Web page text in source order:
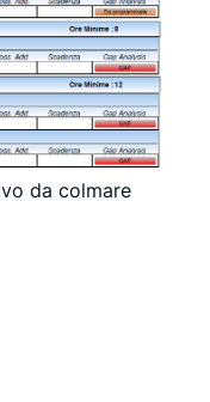
da colmare